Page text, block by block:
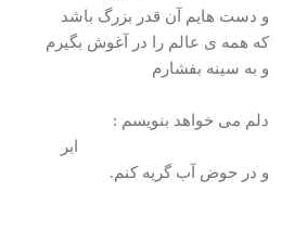
و دست هايم آن قدر بزرگ باشد
كه همه ی عالم را در آغوش بگيرم
و به سينه بفشارم
دلم می خواهد بنويسم :
ابر
و در حوض آب گريه كنم.